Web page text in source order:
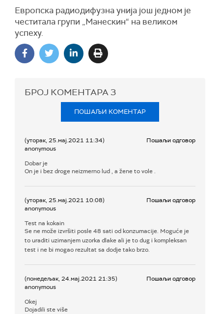
Европска радиодифузна унија још једном је
честитала групи „Манескин“ на великом
успеху.
БРОЈ КОМЕНТАРА 3
ПОШАЉИ КОМЕНТАР
(уторак, 25.мај.2021 11:34)
anonymous
Пошаљи одговор
Dobar je
On je i bez droge neizmerno lud , a žene to vole .
(уторак, 25.мај.2021 10:08)
anonymous
Пошаљи одговор
Test na kokain
Se ne može izvršiti posle 48 sati od konzumacije. Moguće je
to uraditi uzimanjem uzorka dlake ali je to dug i kompleksan
test i ne bi mogao rezultat sa dodje tako brzo.
(понедељак, 24.мај.2021 21:35)
anonymous
Пошаљи одговор
Okej
Dojadili ste više